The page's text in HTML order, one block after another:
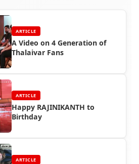
ARTICLE
A Video on 4 Generation of
Thalaivar Fans
ARTICLE
Happy RAJINIKANTH to
Birthday
ARTICLE